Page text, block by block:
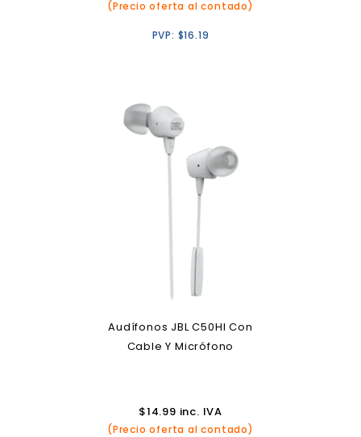
(Precio oferta al contado)
PVP: $16.19
Audífonos JBL C50HI Con
Cable Y Micrófono
$14.99 inc. IVA
(Precio oferta al contado)